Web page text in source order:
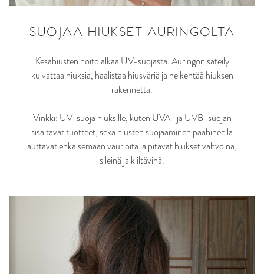
SUOJAA HIUKSET AURINGOLTA
Kesähiusten hoito alkaa UV-suojasta. Auringon säteily
kuivattaa hiuksia, haalistaa hiusväriä ja heikentää hiuksen
rakennetta.
Vinkki: UV-suoja hiuksille, kuten UVA- ja UVB-suojan
sisältävät tuotteet, sekä hiusten suojaaminen päähineellä
auttavat ehkäisemään vaurioita ja pitävät hiukset vahvoina,
sileinä ja kiiltävinä.